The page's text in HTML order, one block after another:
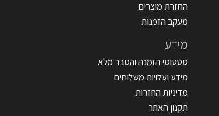
החזרת מוצרים
מעקב הזמנות
מידע
סטטוסי הזמנה והסבר מלא
מידע ועלויות משלוחים
מדיניות החזרות
תקנון האתר